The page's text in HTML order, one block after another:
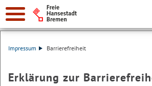
Suche:
Impressum Barrierefreiheit
Erklärung zur